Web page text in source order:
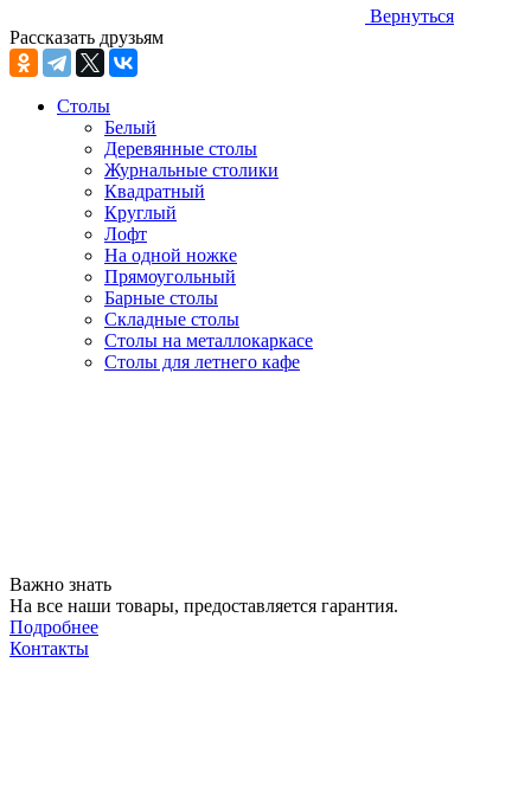
Вернуться
Рассказать друзьям
Столы
Белый
Деревянные столы
Журнальные столики
Квадратный
Круглый
Лофт
На одной ножке
Прямоугольный
Барные столы
Складные столы
Столы на металлокаркасе
Столы для летнего кафе
Важно знать
На все наши товары, предоставляется гарантия.
Подробнее
Контакты